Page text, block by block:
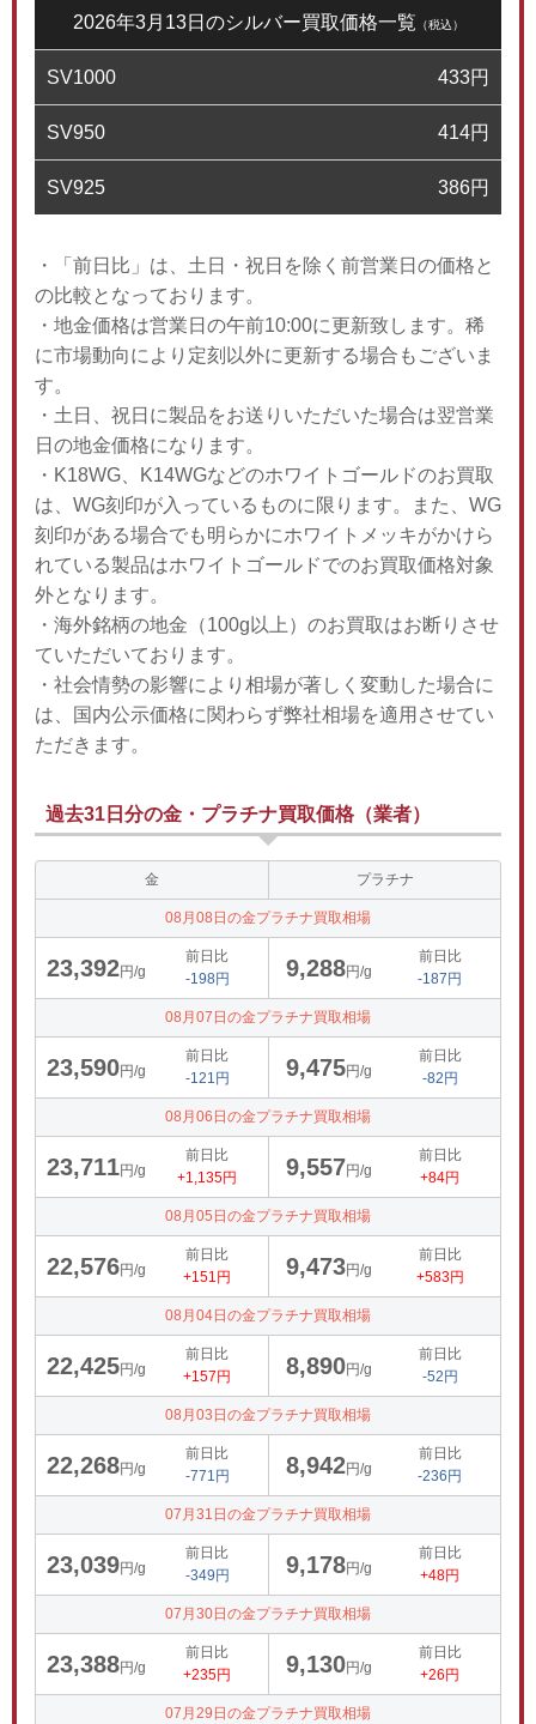
2026年3月13日のシルバー買取価格一覧 （税込）
SV1000 433円
SV950 414円
SV925 386円
・「前日比」は、土日・祝日を除く前営業日の価格と
の比較となっております。
・地金価格は営業日の午前10:00に更新致します。稀
に市場動向により定刻以外に更新する場合もございま
す。
・土日、祝日に製品をお送りいただいた場合は翌営業
日の地金価格になります。
・K18WG、K14WGなどのホワイトゴールドのお買取
は、WG刻印が入っているものに限ります。また、WG
刻印がある場合でも明らかにホワイトメッキがかけら
れている製品はホワイトゴールドでのお買取価格対象
外となります。
・海外銘柄の地金（100g以上）のお買取はお断りさせ
ていただいております。
・社会情勢の影響により相場が著しく変動した場合に
は、国内公示価格に関わらず弊社相場を適用させてい
ただきます。
過去31日分の金・プラチナ買取価格（業者）
金 プラチナ
08月08日の金プラチナ買取相場
23,392円/g
前日比
-198円
9,288円/g
前日比
-187円
08月07日の金プラチナ買取相場
23,590円/g
前日比
-121円
9,475円/g
前日比
-82円
08月06日の金プラチナ買取相場
23,711円/g
前日比
+1,135円
9,557円/g
前日比
+84円
08月05日の金プラチナ買取相場
22,576円/g
前日比
+151円
9,473円/g
前日比
+583円
08月04日の金プラチナ買取相場
22,425円/g
前日比
+157円
8,890円/g
前日比
-52円
08月03日の金プラチナ買取相場
22,268円/g
前日比
-771円
8,942円/g
前日比
-236円
07月31日の金プラチナ買取相場
23,039円/g
前日比
-349円
9,178円/g
前日比
+48円
07月30日の金プラチナ買取相場
23,388円/g
前日比
+235円
9,130円/g
前日比
+26円
07月29日の金プラチナ買取相場